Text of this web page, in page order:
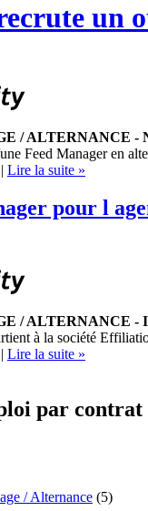
un
/ ALTERNANCE -
Feed Manager en
| Lire la suite »
pour l
/ ALTERNANCE -
à la société
| Lire la suite »
par contrat
/ Alternance (5)